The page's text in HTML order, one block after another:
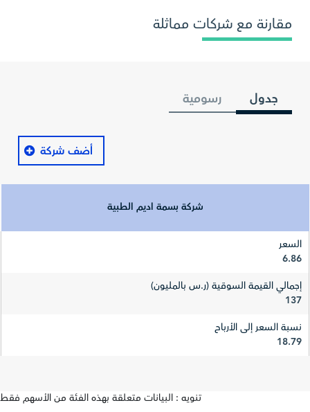
مقارنة مع شركات مماثلة
جدول رسومية
أضف شركة
شركة بسمة اديم الطبية
السعر
6.86
إجمالي القيمة السوقية (ر.س بالمليون)
137
نسبة السعر إلى الأرباح
18.79
تنويه : البيانات متعلقة بهذه الفئة من الأسهم فقط